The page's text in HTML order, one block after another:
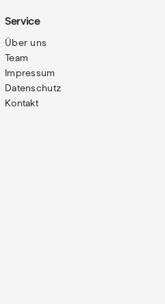
Service
Über uns
Team
Impressum
Datenschutz
Kontakt